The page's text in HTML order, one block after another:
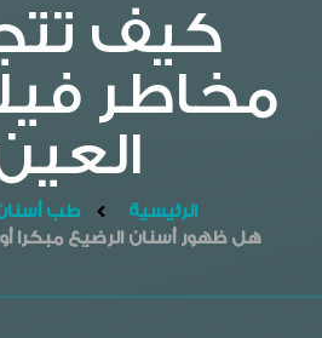
كيف
مخاطر
الرئيسية
طب أسنان
هل ظهور أسنان الرضيع مبكرا